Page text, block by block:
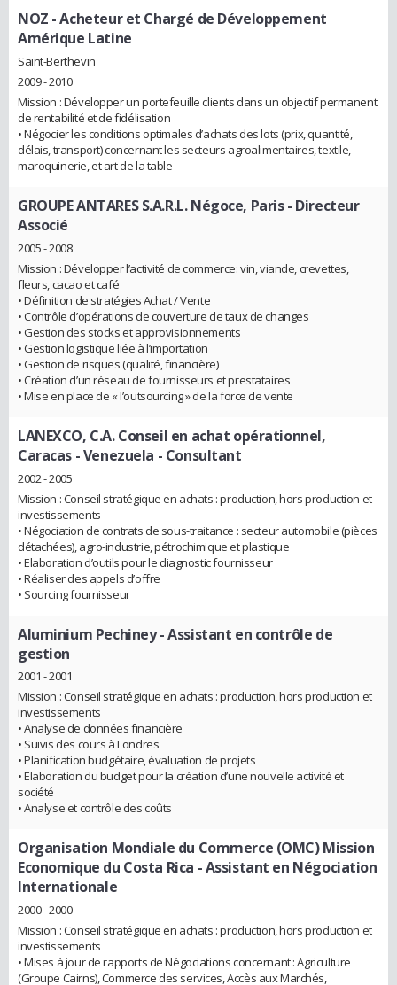
NOZ - Acheteur et Chargé de Développement
Amérique Latine
Saint-Berthevin
2009 - 2010
Mission : Développer un portefeuille clients dans un objectif permanent
de rentabilité et de fidélisation
• Négocier les conditions optimales d’achats des lots (prix, quantité,
délais, transport) concernant les secteurs agroalimentaires, textile,
maroquinerie, et art de la table
GROUPE ANTARES S.A.R.L. Négoce, Paris- Directeur
Associé
2005 - 2008
Mission : Développer l’activité de commerce: vin, viande, crevettes,
fleurs, cacao et café
• Définition de stratégies Achat / Vente
• Contrôle d’opérations de couverture de taux de changes
• Gestion des stocks et approvisionnements
• Gestion logistique liée à l’importation
• Gestion de risques (qualité, financière)
• Création d’un réseau de fournisseurs et prestataires
• Mise en place de « l’outsourcing » de la force de vente
LANEXCO, C.A. Conseil en achat opérationnel,
Caracas - Venezuela - Consultant
2002 - 2005
Mission : Conseil stratégique en achats : production, hors production et
investissements
• Négociation de contrats de sous-traitance : secteur automobile (pièces
détachées), agro-industrie, pétrochimique et plastique
• Elaboration d’outils pour le diagnostic fournisseur
• Réaliser des appels d’offre
• Sourcing fournisseur
Aluminium Pechiney- Assistant en contrôle de
gestion
2001 - 2001
Mission : Conseil stratégique en achats : production, hors production et
investissements
• Analyse de données financière
• Suivis des cours à Londres
• Planification budgétaire, évaluation de projets
• Elaboration du budget pour la création d’une nouvelle activité et
société
• Analyse et contrôle des coûts
Organisation Mondiale du Commerce (OMC) Mission
Economique du Costa Rica - Assistant en Négociation
Internationale
2000 - 2000
Mission : Conseil stratégique en achats : production, hors production et
investissements
• Mises à jour de rapports de Négociations concernant : Agriculture
(Groupe Cairns), Commerce des services, Accès aux Marchés,